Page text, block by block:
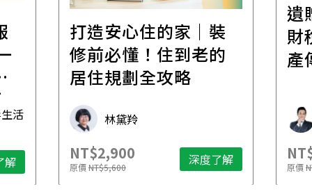
活
解
打造安心住的家｜裝
修前必懂！住到老的
居住規劃全攻略
林黛羚
NT$2,900
原價NT$5,600 深度了解
遺
財
產
原價